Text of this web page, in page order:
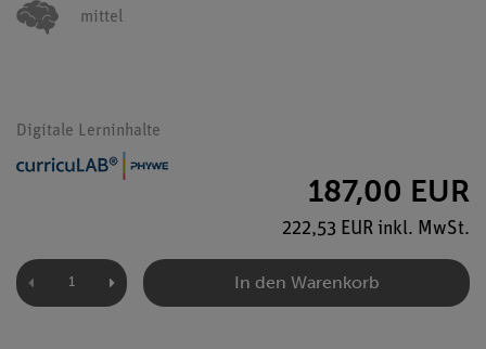
mittel
Digitale Lerninhalte
187,00 EUR
222,53 EUR inkl. MwSt.
In den Warenkorb